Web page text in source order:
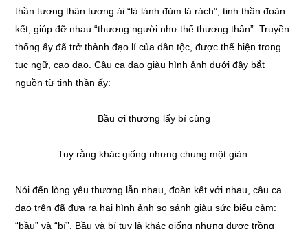
thần tương thân tương ái “lá lành đùm lá rách”, tinh thần đoàn
kết, giúp đỡ nhau “thương người như thể thương thân”. Truyền
thống ấy đã trở thành đạo lí của dân tộc, được thể hiện trong
tục ngữ, cao dao. Câu ca dao giàu hình ảnh dưới đây bắt
nguồn từ tinh thần ấy:
Bầu ơi thương lấy bí cùng
Tuy rằng khác giống nhưng chung một giàn.
Nói đến lòng yêu thương lẫn nhau, đoàn kết với nhau, câu ca
dao trên đã đưa ra hai hình ảnh so sánh giàu sức biểu cảm:
“bầu” và “bí”. Bầu và bí tuy là khác giống nhưng được trồng